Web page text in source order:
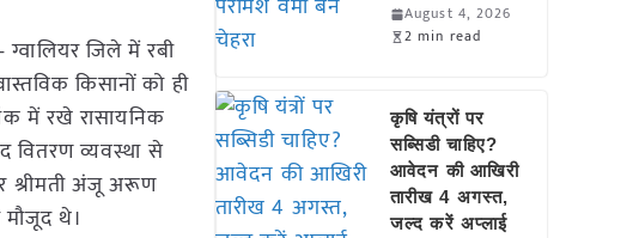
जिले में रबी
किसानों को ही
में रखे रासायनिक
वितरण व्यवस्था से
श्रीमती अंजू अरूण
थे।
August 4, 2026
2 min read
कृषि यंत्रों पर
सब्सिडी चाहिए?
आवेदन की आखिरी
तारीख 4 अगस्त,
जल्द करें अप्लाई